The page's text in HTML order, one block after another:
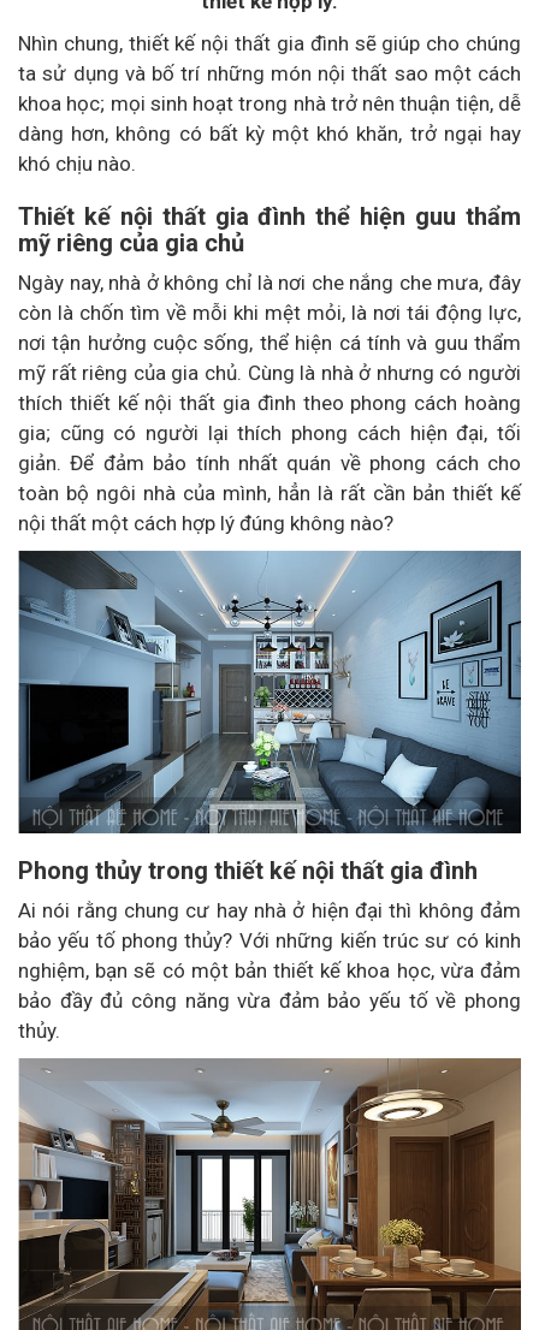
Nhìn chung, thiết kế nội thất gia đình sẽ giúp cho chúng
ta sử dụng và bố trí những món nội thất sao một cách
khoa học; mọi sinh hoạt trong nhà trở nên thuận tiện, dễ
dàng hơn, không có bất kỳ một khó khăn, trở ngại hay
khó chịu nào.
Thiết kế nội thất gia đình thể hiện guu thẩm
mỹ riêng của gia chủ
Ngày nay, nhà ở không chỉ là nơi che nắng che mưa, đây
còn là chốn tìm về mỗi khi mệt mỏi, là nơi tái động lực,
nơi tận hưởng cuộc sống, thể hiện cá tính và guu thẩm
mỹ rất riêng của gia chủ. Cùng là nhà ở nhưng có người
thích thiết kế nội thất gia đình theo phong cách hoàng
gia; cũng có người lại thích phong cách hiện đại, tối
giản. Để đảm bảo tính nhất quán về phong cách cho
toàn bộ ngôi nhà của mình, hẳn là rất cần bản thiết kế
nội thất một cách hợp lý đúng không nào?
Phong thủy trong thiết kế nội thất gia đình
Ai nói rằng chung cư hay nhà ở hiện đại thì không đảm
bảo yếu tố phong thủy? Với những kiến trúc sư có kinh
nghiệm, bạn sẽ có một bản thiết kế khoa học, vừa đảm
bảo đầy đủ công năng vừa đảm bảo yếu tố về phong
thủy.